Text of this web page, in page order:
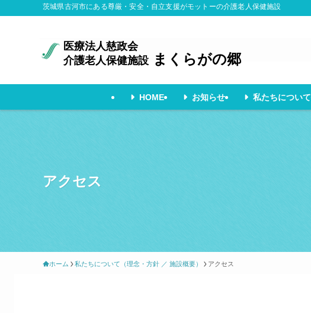
茨城県古河市にある尊厳・安全・自立支援がモットーの介護老人保健施設
医療法人慈政会
介護老人保健施設 まくらがの郷
HOME お知らせ 私たちについて
アクセス
ホーム 私たちについて（理念・方針 ／ 施設概要） アクセス